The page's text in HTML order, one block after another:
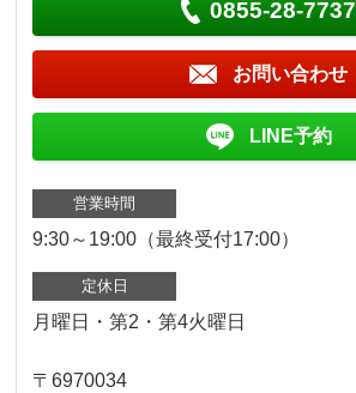
0855-28-7737
お問い合わせ
LINE予約
営業時間
9:30～19:00（最終受付17:00）
定休日
月曜日・第2・第4火曜日
〒6970034